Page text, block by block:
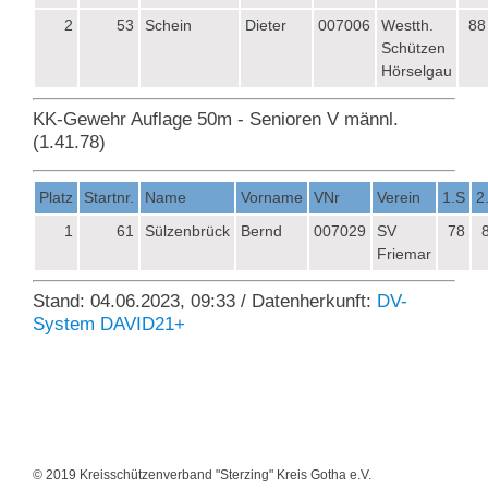
2
53 Schein Dieter 007006
Westth.
Schützen
Hörselgau
88
KK-Gewehr Auflage 50m - Senioren V männl.
(1.41.78)
Platz Startnr. Name Vorname VNr Verein 1.S
1
61 Sülzenbrück Bernd 007029
SV
Friemar
78
Stand: 04.06.2023, 09:33 / Datenherkunft: DV-
System DAVID21+
© 2019 Kreisschützenverband "Sterzing" Kreis Gotha e.V.